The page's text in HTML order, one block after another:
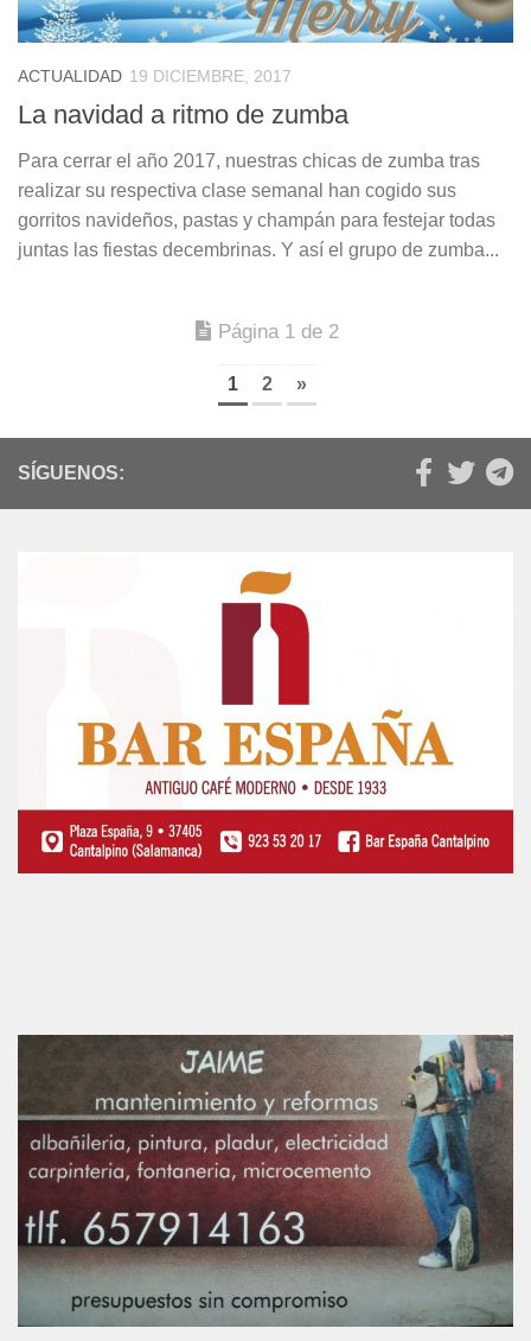
ACTUALIDAD 19 DICIEMBRE, 2017
La navidad a ritmo de zumba
Para cerrar el año 2017, nuestras chicas de zumba tras
realizar su respectiva clase semanal han cogido sus
gorritos navideños, pastas y champán para festejar todas
juntas las fiestas decembrinas. Y así el grupo de zumba...
Página 1 de 2
1 2 »
SÍGUENOS: